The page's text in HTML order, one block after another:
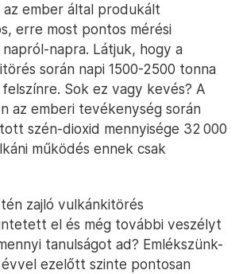
az ember által produkált
erre most pontos mérési
napra. Látjuk, hogy a
során napi 1500-2500 tonna
Sok ez vagy kevés? A
az emberi tevékenység során
szén-dioxid mennyisége 32 000
működés ennek csak
zajló vulkánkitörés
el és még további veszélyt
tanulságot ad? Emlékszünk-
ezelőtt szinte pontosan